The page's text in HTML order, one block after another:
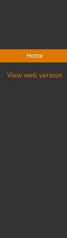
Home
View web version